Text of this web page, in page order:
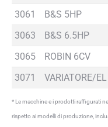
3061 B&S 5HP
3063
B&S 6.5HP
3065
ROBIN 6CV
3071
VARIATORE/EL
* Le macchine e i prodotti raffigurati
rispetto ai modelli di produzione,